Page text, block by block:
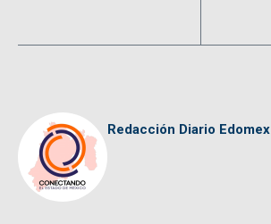
Redacción Diario Edomex